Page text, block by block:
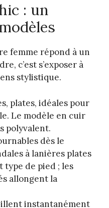
: un
femme répond à un
c’est s’exposer à
stylistique.
plates, idéales pour
Le modèle en cuir
polyvalent.
dès le
à lanières plates
de pied ; les
allongent la
instantanément